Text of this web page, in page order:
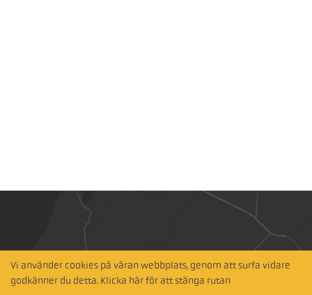
Hitta närmaste
återförsäljare
Vi använder cookies på våran webbplats, genom att surfa vidare
godkänner du detta. Klicka här för att stänga rutan